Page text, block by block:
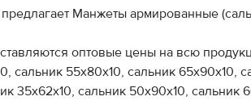
Манжеты армированные
оптовые цены на всю
сальник 55х80х10, сальник 65х90х10,
35х62х10, сальник 50х90х10, сальник